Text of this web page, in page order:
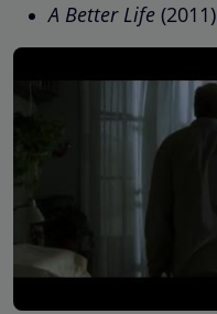
A Better Life (2011)